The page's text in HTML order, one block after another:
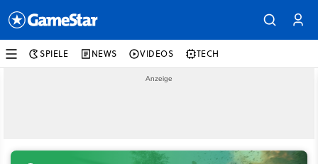
SPIELE NEWS VIDEOS TECH